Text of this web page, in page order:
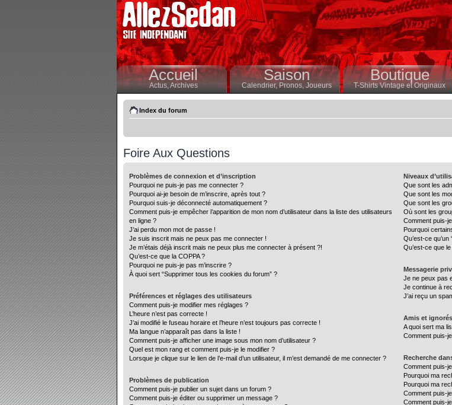
Accueil
Actus,Archives
Saison
Calendrier,Pronos, Joueurs
Boutique
T-Shirts Vintage et Originaux
Index du forum
Foire Aux Questions
Problèmes de connexion et d’inscription
Pourquoi ne puis-je pas me connecter ?
Pourquoi ai-je besoin de m’inscrire, après tout ?
Pourquoi suis-je déconnecté automatiquement ?
Comment puis-je empêcher l’apparition de mon nom d’utilisateur dans la liste des utilisateurs
en ligne ?
J’ai perdu mon mot de passe !
Je suis inscrit mais ne peux pas me connecter !
Je m’étais déjà inscrit mais ne peux plus me connecter à présent ?!
Qu’est-ce que la COPPA ?
Pourquoi ne puis-je pas m’inscrire ?
À quoi sert “Supprimer tous les cookies du forum” ?
Préférences et réglages des utilisateurs
Comment puis-je modifier mes réglages ?
L’heure n’est pas correcte !
J’ai modifié le fuseau horaire et l’heure n’est toujours pas correcte !
Ma langue n’apparaît pas dans la liste !
Comment puis-je afficher une image sous mon nom d’utilisateur ?
Quel est mon rang et comment puis-je le modifier ?
Lorsque je clique sur le lien de l’e-mail d’un utilisateur, il m’est demandé de me connecter ?
Problèmes de publication
Comment puis-je publier un sujet dans un forum ?
Comment puis-je éditer ou supprimer un message ?
Niveaux
Que sont les
Que sont les
Que sont les
Où sont les
Comment puis-
Pourquoi
Qu’est-ce
Qu’est-ce que le
Messagerie
Je ne peux pas
Je continue à
J’ai reçu un
Amis et ignorés
A quoi sert ma
Comment puis-
Recherche
Comment puis-
Pourquoi ma
Pourquoi ma
Comment puis-
Comment puis-